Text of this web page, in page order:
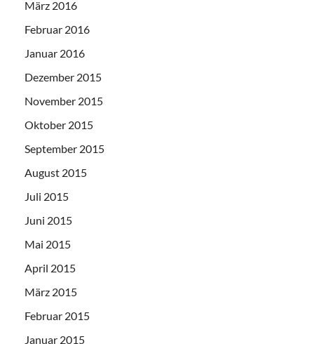
März 2016
Februar 2016
Januar 2016
Dezember 2015
November 2015
Oktober 2015
September 2015
August 2015
Juli 2015
Juni 2015
Mai 2015
April 2015
März 2015
Februar 2015
Januar 2015